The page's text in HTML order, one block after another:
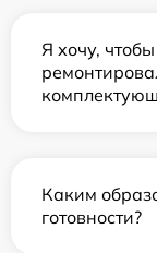
Я хочу,
Каким
готовности?